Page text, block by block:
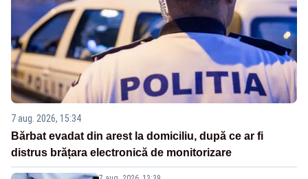
7 aug. 2026, 15:34
Bărbat evadat din arest la domiciliu, după ce ar fi
distrus brățara electronică de monitorizare